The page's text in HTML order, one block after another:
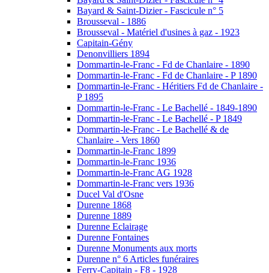
Bayard & Saint-Dizier - Fascicule n° 5
Brousseval - 1886
Brousseval - Matériel d'usines à gaz - 1923
Capitain-Gény
Denonvilliers 1894
Dommartin-le-Franc - Fd de Chanlaire - 1890
Dommartin-le-Franc - Fd de Chanlaire - P 1890
Dommartin-le-Franc - Héritiers Fd de Chanlaire -
P 1895
Dommartin-le-Franc - Le Bachellé - 1849-1890
Dommartin-le-Franc - Le Bachellé - P 1849
Dommartin-le-Franc - Le Bachellé & de
Chanlaire - Vers 1860
Dommartin-le-Franc 1899
Dommartin-le-Franc 1936
Dommartin-le-Franc AG 1928
Dommartin-le-Franc vers 1936
Ducel Val d'Osne
Durenne 1868
Durenne 1889
Durenne Eclairage
Durenne Fontaines
Durenne Monuments aux morts
Durenne n° 6 Articles funéraires
Ferry-Capitain - F8 - 1928